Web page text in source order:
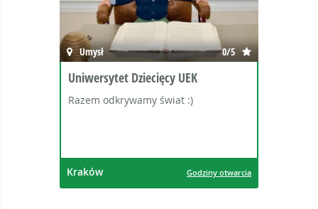
Umysł 0/5
Uniwersytet Dziecięcy UEK
Razem odkrywamy świat :)
Kraków Godziny otwarcia